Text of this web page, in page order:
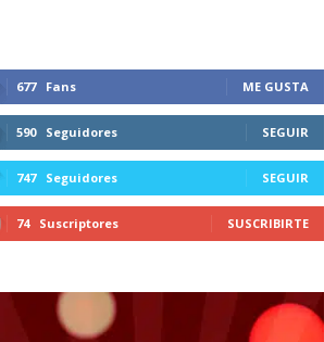
677 Fans ME GUSTA
590 Seguidores SEGUIR
747 Seguidores SEGUIR
74 Suscriptores SUSCRIBIRTE